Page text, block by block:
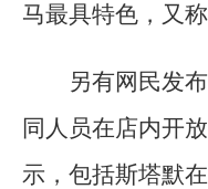
马最具特色，又称
另有网民发
同人员在店内开
示，包括斯塔默